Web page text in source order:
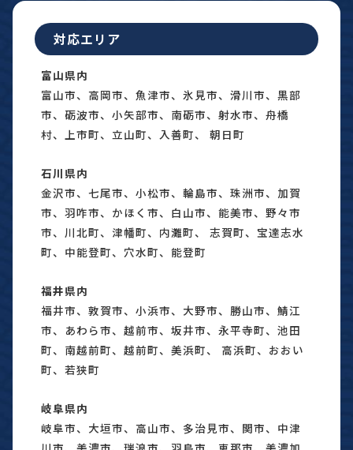
対応エリア
富山県内
富山市、高岡市、魚津市、氷見市、滑川市、黒部
市、砺波市、小矢部市、南砺市、射水市、舟橋
村、上市町、立山町、入善町、 朝日町
石川県内
金沢市、七尾市、小松市、輪島市、珠洲市、加賀
市、羽咋市、かほく市、白山市、能美市、野々市
市、川北町、津幡町、内灘町、 志賀町、宝達志水
町、中能登町、穴水町、能登町
福井県内
福井市、敦賀市、小浜市、大野市、勝山市、鯖江
市、あわら市、越前市、坂井市、永平寺町、池田
町、南越前町、越前町、美浜町、 高浜町、おおい
町、若狭町
岐阜県内
岐阜市、大垣市、高山市、多治見市、関市、中津